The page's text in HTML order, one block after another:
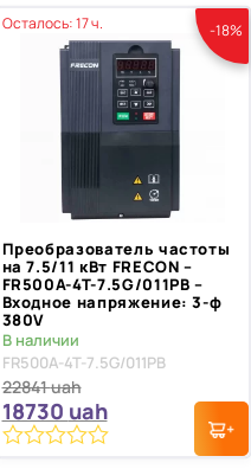
5.00 из 5 на
основе
опроса
пользователей
Осталось: 17 ч. -18%
Преобразователь частоты
на 7.5/11 кВт FRECON –
FR500A-4T-7.5G/011PB –
Входное напряжение: 3-ф
380V
В наличии
FR500A-4T-7.5G/011PB
22841uah
18730 uah